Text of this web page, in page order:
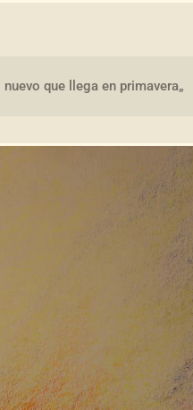
que llega en primavera„